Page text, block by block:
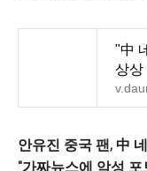
"中
상상
안유진 중국 팬, 中
"가짜뉴스에 악성